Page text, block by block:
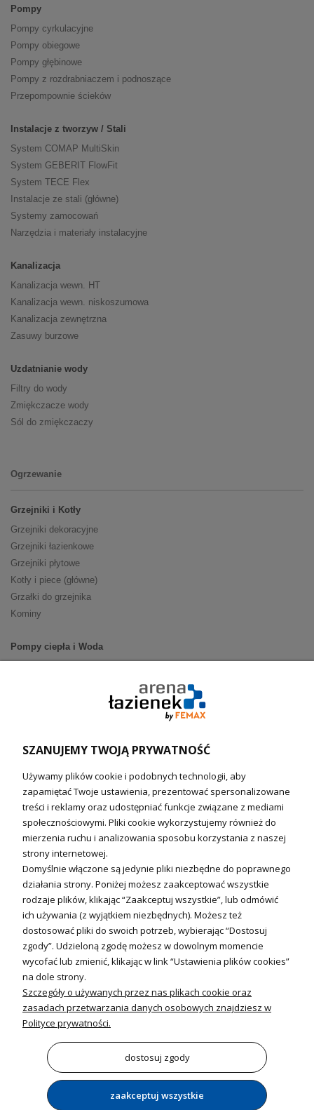
Pompy
Pompy cyrkulacyjne
Pompy obiegowe
Pompy głębinowe
Pompy z rozdrabniaczem i podnoszące
Przepompownie ścieków
Instalacje z tworzyw / Stali
System COMAP MultiSkin
System GEBERIT FlowFit
System TECE Flex
Instalacje ze stali (główne)
Systemy zamocowań
Narzędzia i materiały instalacyjne
Kanalizacja
Kanalizacja wewn. HT
Kanalizacja wewn. niskoszumowa
Kanalizacja zewnętrzna
Zasuwy burzowe
Uzdatnianie wody
Filtry do wody
Zmiękczacze wody
Sól do zmiękczaczy
Ogrzewanie
Grzejniki i Kotły
Grzejniki dekoracyjne
Grzejniki łazienkowe
Grzejniki płytowe
Kotły i piece (główne)
Grzałki do grzejnika
Kominy
Pompy ciepła i Woda
Ogrzewanie podłogowe (główne)
Technika solarna
Fotowoltanika
Sterowniki i regulatory
Nagrzewnice i kurtyny
Kuchnia i Wentylacja
Kuchnia
Zlewozmywaki
Baterie kuchenne
Młynki do odpadów
Wentylacja i Informacje
Wentylatory
SZANUJEMY TWOJĄ PRYWATNOŚĆ
Używamy plików cookie i podobnych technologii, aby
zapamiętać Twoje ustawienia, prezentować spersonalizowane
treści i reklamy oraz udostępniać funkcje związane z mediami
społecznościowymi. Pliki cookie wykorzystujemy również do
mierzenia ruchu i analizowania sposobu korzystania z naszej
strony internetowej.
Domyślnie włączone są jedynie pliki niezbędne do poprawnego
działania strony. Poniżej możesz zaakceptować wszystkie
rodzaje plików, klikając “Zaakceptuj wszystkie”, lub odmówić
ich używania (z wyjątkiem niezbędnych). Możesz też
dostosować pliki do swoich potrzeb, wybierając “Dostosuj
zgody”. Udzieloną zgodę możesz w dowolnym momencie
wycofać lub zmienić, klikając w link “Ustawienia plików cookies”
na dole strony.
Szczegóły o używanych przez nas plikach cookie oraz
zasadach przetwarzania danych osobowych znajdziesz w
Polityce prywatności.
dostosuj zgody
zaakceptuj wszystkie